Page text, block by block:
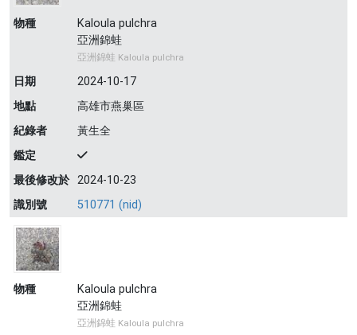
物種
Kaloula pulchra
亞洲錦蛙
亞洲錦蛙 Kaloula pulchra
日期
2024-10-17
地點
高雄市燕巢區
紀錄者
黃生全
鑑定
最後修改於 2024-10-23
識別號
510771 (nid)
物種
Kaloula pulchra
亞洲錦蛙
亞洲錦蛙 Kaloula pulchra